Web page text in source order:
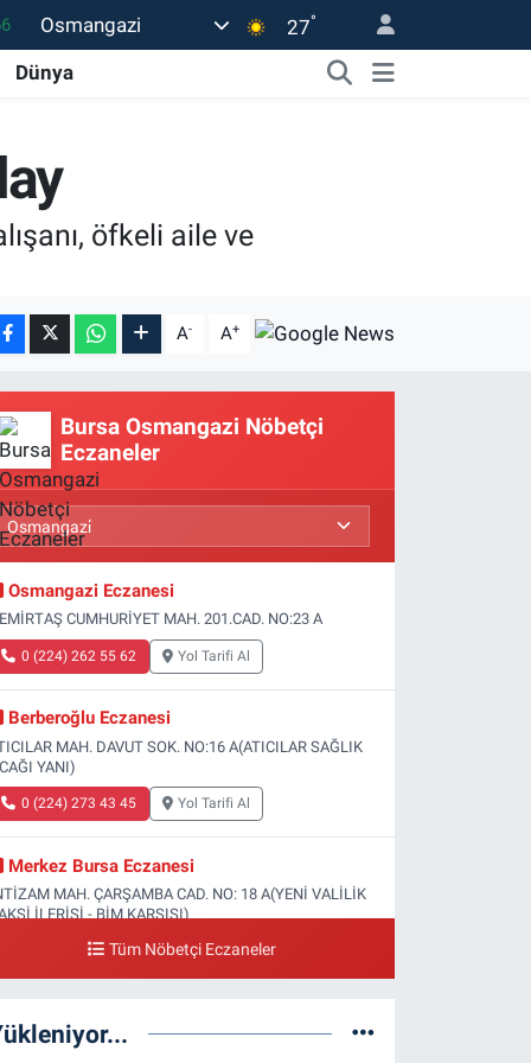
Osmangazi 27°
Dünya
öfkeli aile ve
A- A+
Bursa Osmangazi Nöbetçi
Eczaneler
Osmangazi Eczanesi
CUMHURİYET MAH. 201.CAD. NO:23 A
0 (224) 262 55 62 Yol Tarifi Al
Berberoğlu Eczanesi
MAH. DAVUT SOK. NO:16 A(ATICILAR SAĞLIK
YANI)
0 (224) 273 43 45 Yol Tarifi Al
Merkez Bursa Eczanesi
MAH. ÇARŞAMBA CAD. NO: 18 A(YENİ VALİLİK
İLERİSİ - BİM KARŞISI)
0 (224) 253 13 19 Yol Tarifi Al
MAH. DOĞAN CAD. NO:61(BEŞYOL ALTI - FATİH
Tüm Nöbetçi Eczaneler